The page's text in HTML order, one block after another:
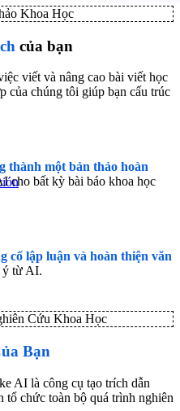
Khoa Học
của bạn
viết và nâng cao bài viết học
của chúng tôi giúp bạn cấu trúc
thành một bản thảo hoàn
cho bất kỳ bài báo khoa học
cố lập luận và hoàn thiện văn
từ AI.
Cứu Khoa Học
Bạn
AI là công cụ tạo trích dẫn
tổ chức toàn bộ quá trình nghiên